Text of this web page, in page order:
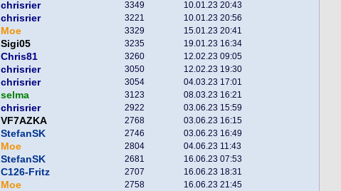
chrisrier 3349 10.01.23 20:43
chrisrier 3221 10.01.23 20:56
Moe 3329 15.01.23 20:41
Sigi05 3235 19.01.23 16:34
Chris81 3260 12.02.23 09:05
chrisrier 3050 12.02.23 19:30
chrisrier 3054 04.03.23 17:01
selma 3123 08.03.23 16:21
chrisrier 2922 03.06.23 15:59
VF7AZKA 2768 03.06.23 16:15
StefanSK 2746 03.06.23 16:49
Moe 2804 04.06.23 11:43
StefanSK 2681 16.06.23 07:53
C126-Fritz 2707 16.06.23 18:31
Moe 2758 16.06.23 21:45